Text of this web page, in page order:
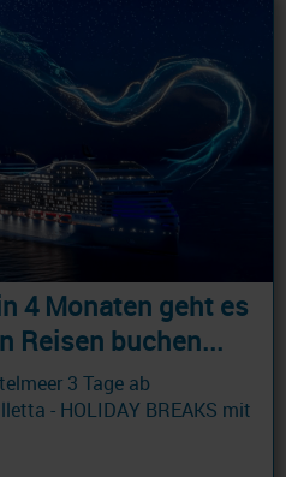
4 Monaten geht es
Reisen buchen...
3 Tage ab
- HOLIDAY BREAKS mit